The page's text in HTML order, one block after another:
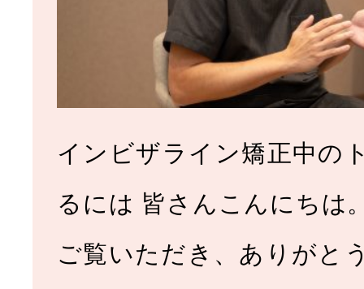
インビザライン矯正中の
るには 皆さんこんにちは
ご覧いただき、ありがと